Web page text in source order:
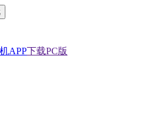
APP下载PC版